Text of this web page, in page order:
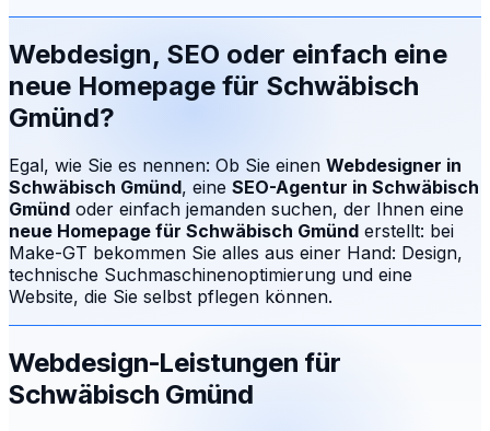
Webdesign, SEO oder einfach eine
neue Homepage für Schwäbisch
Gmünd?
Egal, wie Sie es nennen: Ob Sie einen Webdesigner in
Schwäbisch Gmünd, eine SEO-Agentur in Schwäbisch
Gmünd oder einfach jemanden suchen, der Ihnen eine
neue Homepage für Schwäbisch Gmünd erstellt: bei
Make-GT bekommen Sie alles aus einer Hand: Design,
technische Suchmaschinenoptimierung und eine
Website, die Sie selbst pflegen können.
Webdesign-Leistungen für
Schwäbisch Gmünd